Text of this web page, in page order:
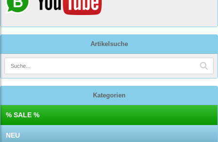
Artikelsuche
Kategorien
% SALE %
NEU